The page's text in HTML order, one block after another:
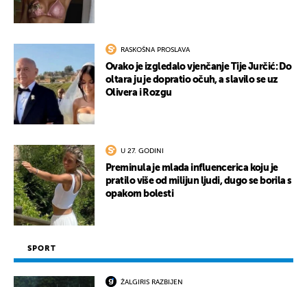
RASKOŠNA PROSLAVA
Ovako je izgledalo vjenčanje Tije Jurčić: Do
oltara ju je dopratio očuh, a slavilo se uz
Olivera i Rozgu
U 27. GODINI
Preminula je mlada influencerica koju je
pratilo više od milijun ljudi, dugo se borila s
opakom bolesti
SPORT
ŽALGIRIS RAZBIJEN